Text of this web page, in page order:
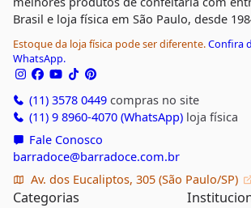
Brasil e loja física em São Paulo, desde
Estoque da loja física pode ser diferente.Confira
WhatsApp.
(11) 3578 0449compras no site
(11) 9 8960-4070 (WhatsApp)loja física
Fale Conosco
barradoce@barradoce.com.br
Av. dos Eucaliptos, 305 (São Paulo/SP)
Categorias